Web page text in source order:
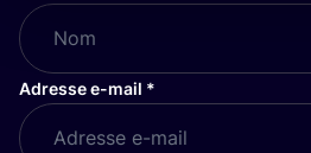
Adresse e-mail *